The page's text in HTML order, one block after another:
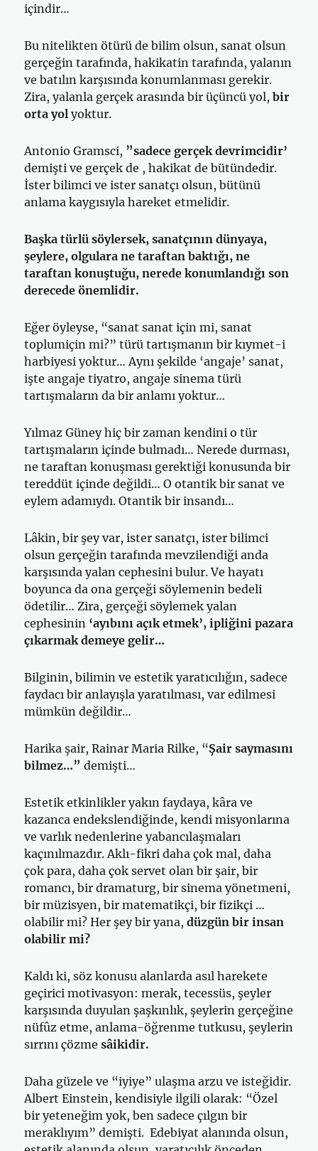
içindir…
Bu nitelikten ötürü de bilim olsun, sanat olsun
gerçeğin tarafında, hakikatin tarafında, yalanın
ve batılın karşısında konumlanması gerekir.
Zira, yalanla gerçek arasında bir üçüncü yol,bir
orta yol yoktur.
Antonio Gramsci, ”sadece gerçek devrimcidir’
demişti ve gerçek de , hakikat de bütündedir.
İster bilimci ve ister sanatçı olsun, bütünü
anlama kaygısıyla hareket etmelidir.
Başka türlü söylersek, sanatçının dünyaya,
şeylere, olgulara ne taraftan baktığı, ne
taraftan konuştuğu, nerede konumlandığı son
derecede önemlidir.
Eğer öyleyse, “sanat sanat için mi, sanat
toplumiçin mi?” türü tartışmanın bir kıymet-i
harbiyesi yoktur… Aynı şekilde ‘angaje’ sanat,
işte angaje tiyatro, angaje sinema türü
tartışmaların da bir anlamı yoktur…
Yılmaz Güney hiç bir zaman kendini o tür
tartışmaların içinde bulmadı… Nerede durması,
ne taraftan konuşması gerektiği konusunda bir
tereddüt içinde değildi… O otantik bir sanat ve
eylem adamıydı. Otantik bir insandı…
Lâkin, bir şey var, ister sanatçı, ister bilimci
olsun gerçeğin tarafında mevzilendiği anda
karşısında yalan cephesini bulur. Ve hayatı
boyunca da ona gerçeği söylemenin bedeli
ödetilir… Zira, gerçeği söylemek yalan
cephesinin ‘ayıbını açık etmek’, ipliğini pazara
çıkarmak demeye gelir…
Bilginin, bilimin ve estetik yaratıcılığın, sadece
faydacı bir anlayışla yaratılması, var edilmesi
mümkün değildir…
Harika şair, Rainar Maria Rilke, “Şair saymasını
bilmez…”demişti…
Estetik etkinlikler yakın faydaya, kâra ve
kazanca endekslendiğinde, kendi misyonlarına
ve varlık nedenlerine yabancılaşmaları
kaçınılmazdır. Aklı-fikri daha çok mal, daha
çok para, daha çok servet olan bir şair, bir
romancı, bir dramaturg, bir sinema yönetmeni,
bir müzisyen, bir matematikçi, bir fizikçi …
olabilir mi? Her şey bir yana,düzgün bir insan
olabilir mi?
Kaldı ki, söz konusu alanlarda asıl harekete
geçirici motivasyon: merak, tecessüs, şeyler
karşısında duyulan şaşkınlık, şeylerin gerçeğine
nüfûz etme, anlama-öğrenme tutkusu, şeylerin
sırrını çözmesâikidir.
Daha güzele ve “iyiye” ulaşma arzu ve isteğidir.
Albert Einstein, kendisiyle ilgili olarak: “Özel
bir yeteneğim yok, ben sadece çılgın bir
meraklıyım” demişti. Edebiyat alanında olsun,